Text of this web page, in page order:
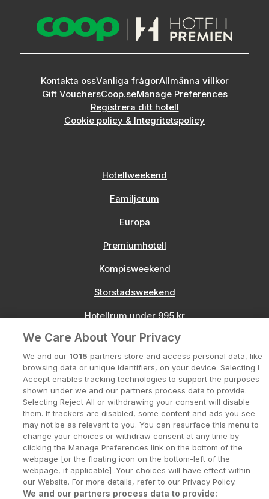
Kontakta ossVanliga frågorAllmänna villkor
Gift VouchersCoop.seManage Preferences
Registrera ditt hotell
Cookie policy & Integritetspolicy
Hotellweekend
Familjerum
Europa
Premiumhotell
Kompisweekend
Storstadsweekend
Hotellrum under 995 kr
Spahotell
Sydsverige
Om Hotellpremien
Nya hotell
Stadsweekend
Booking Enquiries:info@hotellpremien.se
We Care About Your Privacy
We and our 1015 partners store and access personal data, like
browsing data or unique identifiers, on your device. Selecting I
Accept enables tracking technologies to support the purposes
shown under we and our partners process data to provide.
Selecting Reject All or withdrawing your consent will disable
them. If trackers are disabled, some content and ads you see
may not be as relevant to you. You can resurface this menu to
change your choices or withdraw consent at any time by
clicking the Manage Preferences link on the bottom of the
webpage [or the floating icon on the bottom-left of the
webpage, if applicable] .Your choices will have effect within
our Website. For more details, refer to our Privacy Policy.
We and our partners process data to provide: